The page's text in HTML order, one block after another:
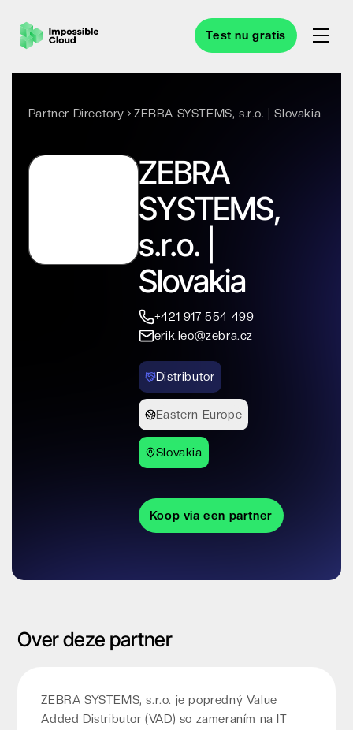
Test nu gratis
Partner Directory ZEBRA SYSTEMS, s.r.o. | Slovakia
ZEBRA
SYSTEMS,
s.r.o. |
Slovakia
+421 917 554 499
erik.leo@zebra.cz
Distributor
Eastern Europe
Slovakia
Koop via een partner
Over deze partner
ZEBRA SYSTEMS, s.r.o. je popredný Value
Added Distributor (VAD) so zameraním na IT